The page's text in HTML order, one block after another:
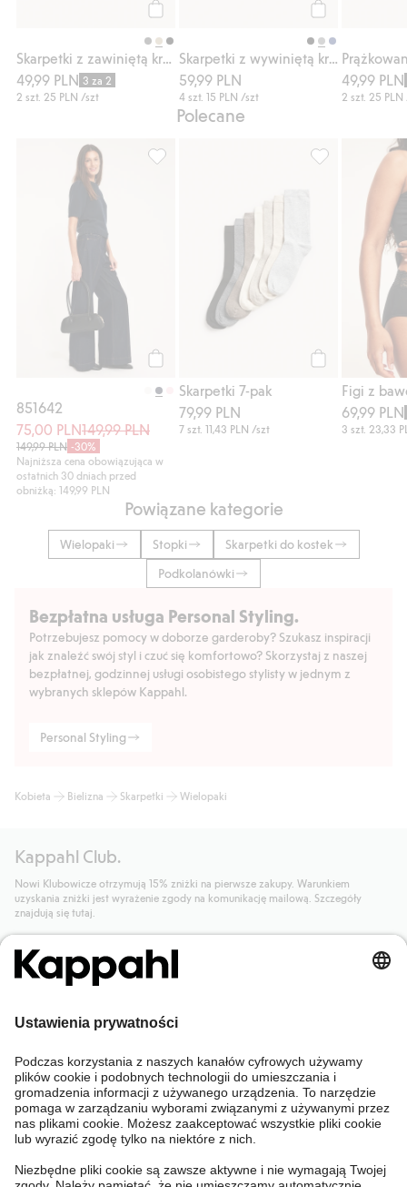
Skarpetki z zawiniętą krawędzią, 2-pak
49,99 PLN 3 za 2
2 szt. 25 PLN /szt
Skarpetki z wywiniętą krawędzią, 4-pak
59,99 PLN
4 szt.15 PLN /szt
49,99 PLN
2 szt.25 PLN
Polecane
851642
75,00 PLN149,99 PLN
149,99 PLN -30%
Najniższa cena obowiązująca w
ostatnich 30 dniach przed
obniżką: 149,99 PLN
Skarpetki 7-pak
79,99 PLN
7 szt.11,43 PLN /szt
Skarpetki 7-
Figi z
69,99 PLN
3 szt.23,33
Powiązane kategorie
Wielopaki Stopki
Skarpetki do kostek
Podkolanówki
Bezpłatna usługa Personal Styling.
Potrzebujesz pomocy w doborze garderoby? Szukasz inspiracji
jak znaleźć swój styl i czuć się komfortowo? Skorzystaj z naszej
bezpłatnej, godzinnej usługi osobistego stylisty w jednym z
wybranych sklepów Kappahl.
Personal Styling
Kobieta Bielizna Skarpetki Wielopaki
Kappahl Club.
Nowi Klubowicze otrzymują 15% zniżki na pierwsze zakupy. Warunkiem
uzyskania zniżki jest wyrażenie zgody na komunikację mailową. Szczegóły
znajdują się tutaj.
Potrzebujesz pomocy?
Kappahl Club